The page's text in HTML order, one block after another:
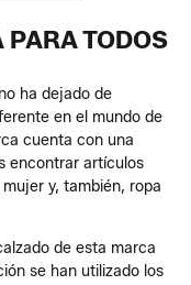
PARA TODOS
ha dejado de
en el mundo de
cuenta con una
encontrar artículos
y, también, ropa
de esta marca
se han utilizado los